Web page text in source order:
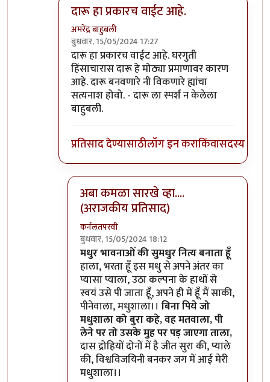
दारू हा प्रकारच वाईट आहे.
अमरेंद्र बाहुबली
बुधवार, 15/05/2024 17:27
In reply toफेणीचा वास दुसऱ्या दिवशी
दारू हा प्रकारच वाईट आहे. घरगुती
हिंसाचारास दारू हे मोठ्या प्रमाणावर कारण
आहे. दारू बनवणारे नी विकणारे ह्यांचा
सत्यनाश होवो. - दारू ला स्पर्श न केलेला
बाहुबली.
प्रतिसाद देण्यासाठीलॉग इन कराकिंवासदस्य व्हा
अबा कमळा सारखे व्हा....
(अराजकीय प्रतिसाद)
कर्नलतपस्वी
बुधवार, 15/05/2024 18:12
In reply toदारू हा प्रकारच वाईट आहे.by
मधुर भावनाओं की सुमधुर नित्य बनाता हूँ
हाला, भरता हूँ इस मधु से अपने अंतर का
प्यासा प्याला, उठा कल्पना के हाथों से
स्वयं उसे पी जाता हूँ, अपने ही में हूँ मैं साकी,
पीनेवाला, मधुशाला।। बिना पिये जो
मधुशाला को बुरा कहे, वह मतवाला, पी
लेने पर तो उसके मुह पर पड़ जाएगा ताला,
दास द्रोहियों दोनों में है जीत सुरा की, प्याले
की, विश्वविजयिनी बनकर जग में आई मेरी
मधुशाला।।